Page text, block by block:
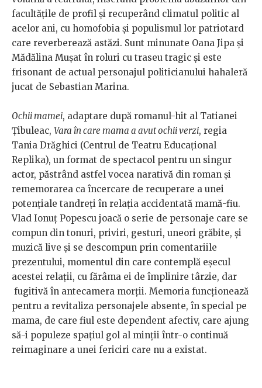
facultățile de profil și recuperând climatul politic al
acelor ani, cu homofobia și populismul lor patriotard
care reverberează astăzi. Sunt minunate Oana Jipa și
Mădălina Mușat în roluri cu traseu tragic și este
frisonant de actual personajul politicianului hahaleră
jucat de Sebastian Marina.
Ochii mamei, adaptare după romanul-hit al Tatianei
Țibuleac, Vara în care mama a avut ochii verzi, regia
Tania Drăghici (Centrul de Teatru Educațional
Replika), un format de spectacol pentru un singur
actor, păstrând astfel vocea narativă din roman și
rememorarea ca încercare de recuperare a unei
potențiale tandreți în relația accidentată mamă-fiu.
Vlad Ionuț Popescu joacă o serie de personaje care se
compun din tonuri, priviri, gesturi, uneori grăbite, și
muzică live și se descompun prin comentariile
prezentului, momentul din care contemplă eșecul
acestei relații, cu fărâma ei de împlinire târzie, dar
fugitivă în antecamera morții. Memoria funcționează
pentru a revitaliza personajele absente, în special pe
mama, de care fiul este dependent afectiv, care ajung
să-i populeze spațiul gol al minții într-o continuă
reimaginare a unei fericiri care nu a existat.